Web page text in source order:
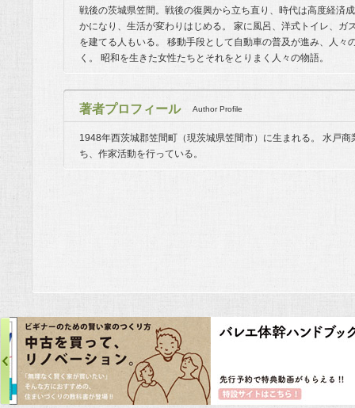
戦後の茨城県笠間。戦後の復興から立ち直り、時代は高度経済
かになり、生活が変わりはじめる。 家に風呂、洋式トイレ、ガ
を建てる人もいる。 移動手段として自動車の普及が進み、人々
く。 昭和を生きた女性たちとそれをとりまく人々の物語。
著者プロフィール Author Profile
1948年西茨城郡笠間町（現茨城県笠間市）に生まれる。 水戸
ち、作家活動を行っている。